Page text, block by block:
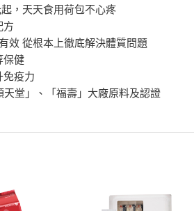
，天天食用荷包不心疼
方
效 從根本上徹底解決體質問題
保健
疫力
堂」、「福壽」大廠原料及認證